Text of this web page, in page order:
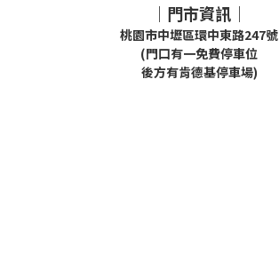
｜門市資訊｜
桃園市中壢區環中東路247號
(門口有一免費停車位
後方有肯德基停車場)